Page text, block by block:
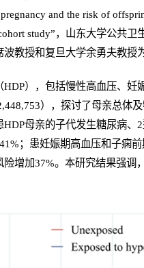
and the risk of
study”，山东大学公共
教授和复旦大学余勇夫教授
），包括慢性高血压、
），探讨了母亲总体
母亲的子代发生糖尿病
；患妊娠期高血压和子痫
增加37%。本研究结果强